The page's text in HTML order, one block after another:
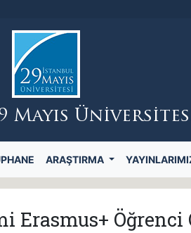
Mayıs
ARAŞTIRMA
Erasmus+